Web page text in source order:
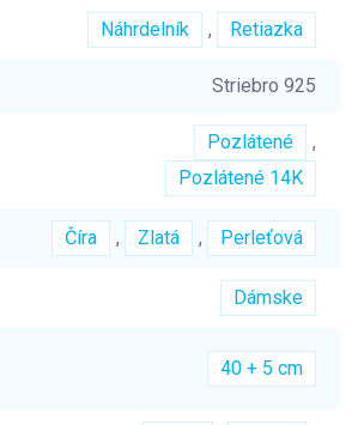
Náhrdelník , Retiazka
Striebro 925
Pozlátené
,
Pozlátené 14K
Číra , Zlatá , Perleťová
Dámske
40 + 5 cm